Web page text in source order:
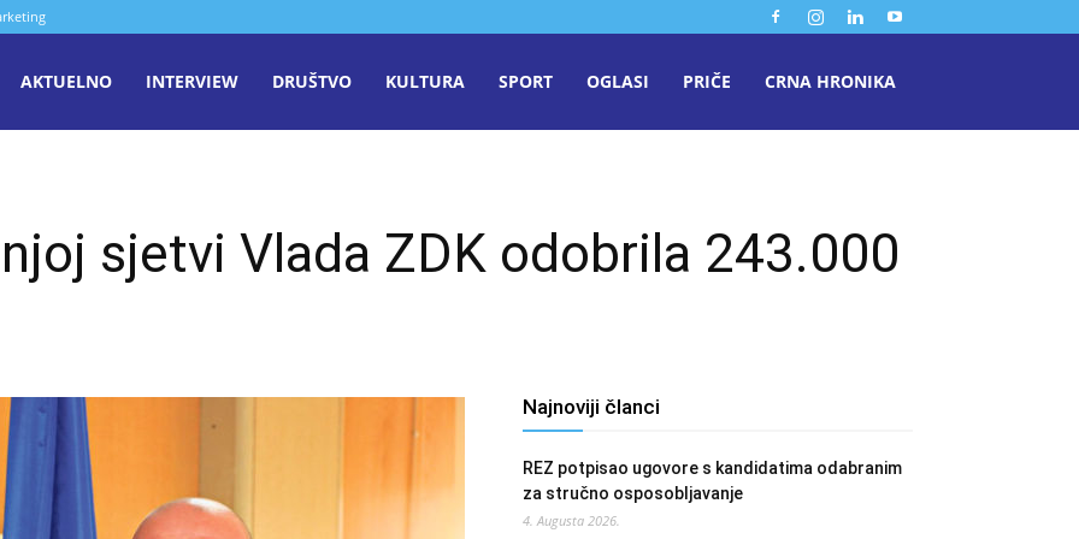
AKTUELNO INTERVIEW DRUŠTVO KULTURA SPORT OGLASI PRIČE CRNA HRONIKA
sjetvi Vlada ZDK odobrila 243.000
Najnoviji članci
REZ potpisao ugovore s kandidatima odabranim
za stručno osposobljavanje
4. Augusta 2026.